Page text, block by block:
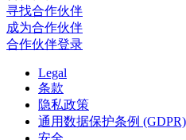
寻找合作伙伴
成为合作伙伴
合作伙伴登录
Legal
条款
隐私政策
通用数据保护条例 (GDPR)